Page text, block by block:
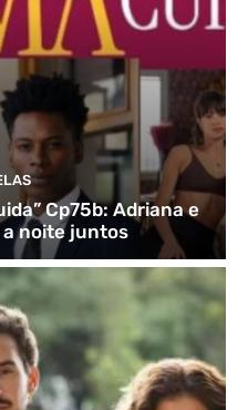
Cp75b: Adriana e
a noite juntos